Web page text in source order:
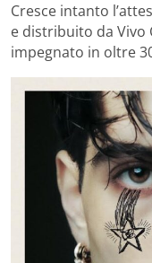
Cresce intanto
e distribuito da Vivo
impegnato in oltre